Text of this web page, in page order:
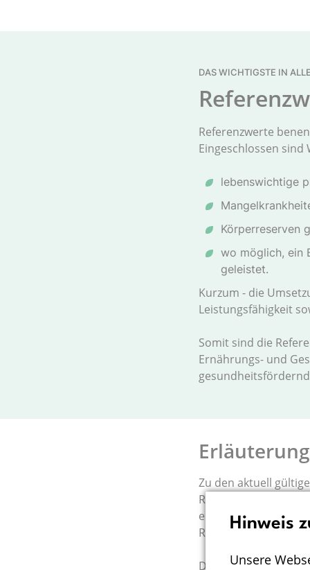
DAS WICHTIGSTE IN
Referenzwerte
Eingeschlossen
lebenswichtige
Körperreserven
wo möglich, ein
geleistet.
Kurzum - die
Leistungsfähigkeit
Somit sind die
Ernährungs- und
Zu den aktuell
Referenzwerten
einzelnen
Referenzwerte
Deutsche
Hinweis
Unsere